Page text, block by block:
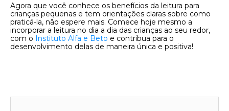
Agora que você conhece os benefícios da leitura para
crianças pequenas e tem orientações claras sobre como
praticá-la, não espere mais. Comece hoje mesmo a
incorporar a leitura no dia a dia das crianças ao seu redor,
com o Instituto Alfa e Beto e contribua para o
desenvolvimento delas de maneira única e positiva!